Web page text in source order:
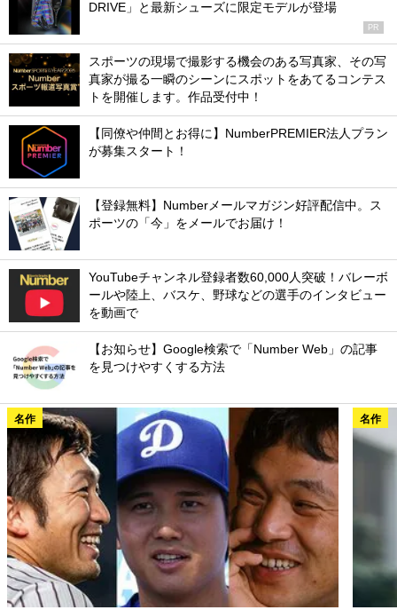
DRIVE」と最新シューズに限定モデルが登場
PR
スポーツの現場で撮影する機会のある写真家、その写
真家が撮る一瞬のシーンにスポットをあてるコンテス
トを開催します。作品受付中！
【同僚や仲間とお得に】NumberPREMIER法人プラン
が募集スタート！
【登録無料】Numberメールマガジン好評配信中。ス
ポーツの「今」をメールでお届け！
YouTubeチャンネル登録者数60,000人突破！バレーボ
ールや陸上、バスケ、野球などの選手のインタビュー
を動画で
【お知らせ】Google検索で「Number Web」の記事
を見つけやすくする方法
名作 名作